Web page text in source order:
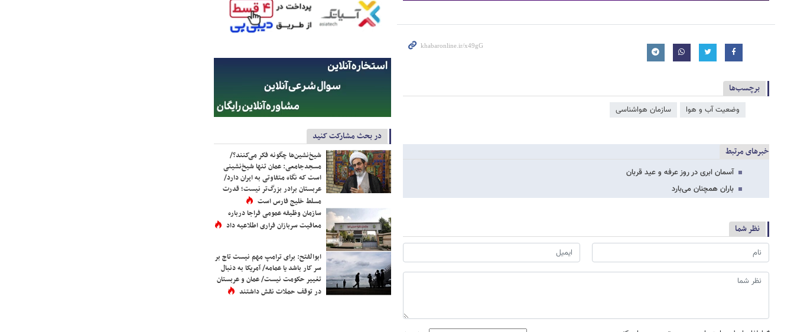
برچسب‌ها
وضعیت آب و هوا سازمان هواشناسی
خبرهای مرتبط
آسمان ابری در روز عرفه و عید قربان
باران همچنان می‌بارد
نظر شما
در بحث مشارکت کنید
شیخ‌نشین‌ها چگونه فکر می‌کنند؟/
مسجدجامعی: عمان تنها شیخ‌نشینی
است که نگاه متفاوتی به ایران دارد/
عربستان برادر بزرگ‌تر نیست؛ قدرت
مسلط خلیج فارس است
سازمان وظیفه عمومی فراجا درباره
معافیت سربازان فراری اطلاعیه داد
ابوالفتح: برای ترامپ مهم نیست تاج بر
سر کار باشد یا عمامه/ آمریکا به دنبال
تغییر حکومت نیست/ عمان و عربستان
در توقف حملات نقش داشتند